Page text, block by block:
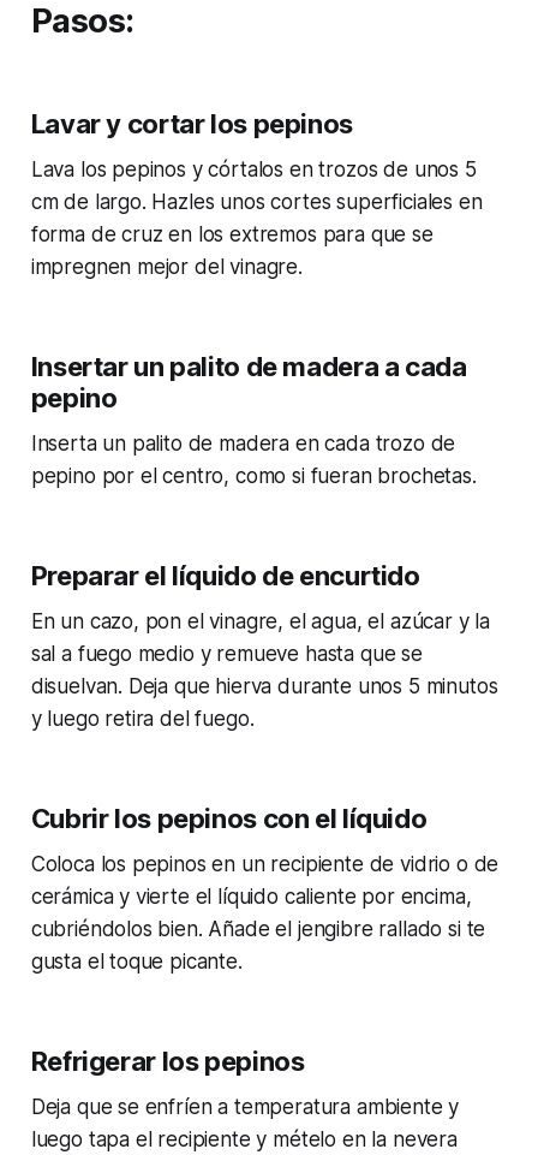
Pasos:
Lavar y cortar los pepinos
Lava los pepinos y córtalos en trozos de unos 5
cm de largo. Hazles unos cortes superficiales en
forma de cruz en los extremos para que se
impregnen mejor del vinagre.
Insertar un palito de madera a cada
pepino
Inserta un palito de madera en cada trozo de
pepino por el centro, como si fueran brochetas.
Preparar el líquido de encurtido
En un cazo, pon el vinagre, el agua, el azúcar y la
sal a fuego medio y remueve hasta que se
disuelvan. Deja que hierva durante unos 5 minutos
y luego retira del fuego.
Cubrir los pepinos con el líquido
Coloca los pepinos en un recipiente de vidrio o de
cerámica y vierte el líquido caliente por encima,
cubriéndolos bien. Añade el jengibre rallado si te
gusta el toque picante.
Refrigerar los pepinos
Deja que se enfríen a temperatura ambiente y
luego tapa el recipiente y mételo en la nevera